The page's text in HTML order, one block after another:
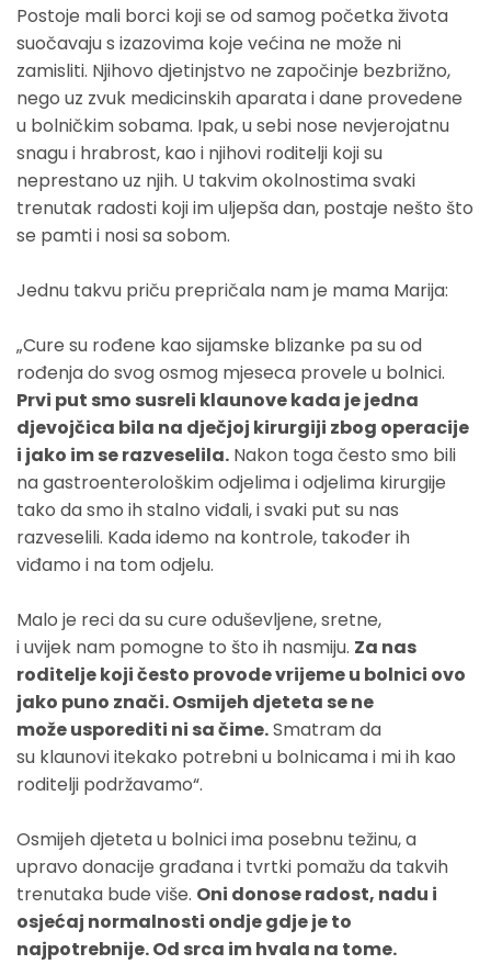
Postoje mali borci koji se od samog početka života
suočavaju s izazovima koje većina ne može ni
zamisliti. Njihovo djetinjstvo ne započinje bezbrižno,
nego uz zvuk medicinskih aparata i dane provedene
u bolničkim sobama. Ipak, u sebi nose nevjerojatnu
snagu i hrabrost, kao i njihovi roditelji koji su
neprestano uz njih. U takvim okolnostima svaki
trenutak radosti koji im uljepša dan, postaje nešto što
se pamti i nosi sa sobom.
Jednu takvu priču prepričala nam je mama Marija:
„Cure su rođene kao sijamske blizanke pa su od
rođenja do svog osmog mjeseca provele u bolnici.
Prvi put smo susreli klaunove kada je jedna
djevojčica bila na dječjoj kirurgiji zbog operacije
i jako im se razveselila. Nakon toga često smo bili
na gastroenterološkim odjelima i odjelima kirurgije
tako da smo ih stalno viđali, i svaki put su nas
razveselili. Kada idemo na kontrole, također ih
viđamo i na tom odjelu.
Malo je reci da su cure oduševljene, sretne,
i uvijek nam pomogne to što ih nasmiju. Za nas
roditelje koji često provode vrijeme u bolnici ovo
jako puno znači. Osmijeh djeteta se ne
može usporediti ni sa čime.Smatram da
su klaunovi itekako potrebni u bolnicama i mi ih kao
roditelji podržavamo“.
Osmijeh djeteta u bolnici ima posebnu težinu, a
upravo donacije građana i tvrtki pomažu da takvih
trenutaka bude više. Oni donose radost, nadu i
osjećaj normalnosti ondje gdje je to
najpotrebnije. Od srca im hvala na tome.